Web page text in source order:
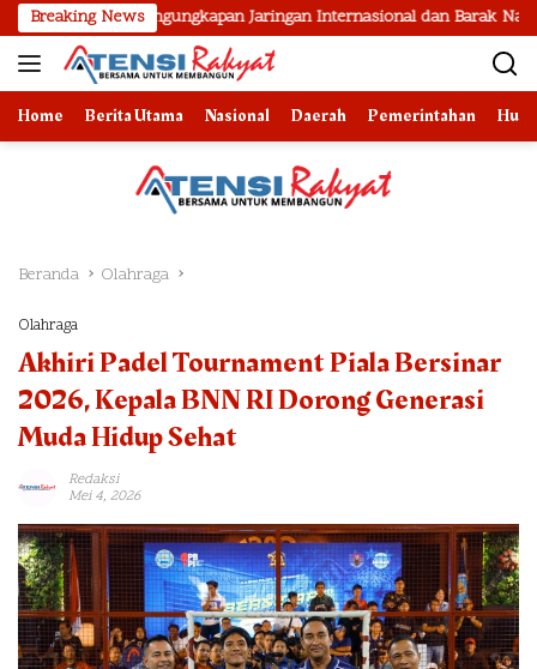
Langsung
ke
konten
Breaking NewsJaringan Internasional dan Barak Narkoba
Home Berita Utama Nasional Daerah Pemerintahan
Beranda Olahraga
Olahraga
Akhiri Padel Tournament Piala Bersinar
2026, Kepala BNN RI Dorong Generasi
Muda Hidup Sehat
Redaksi
Mei 4, 2026